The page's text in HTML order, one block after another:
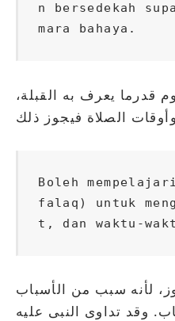
n bersedekah
mara bahaya.
قدرما يعرف به القبلة،
وأوقات الصلاة فيجوز ذلك
Boleh
falaq) untuk
t, dan waktu-
لأنه سبب من الأسباب
وقد تداوى النبى عليه